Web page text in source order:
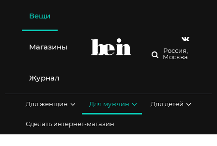
содержимому
Вещи
Магазины
Журнал
Россия,
Москва
Для женщин Для мужчин Для детей
Сделать интернет-магазин